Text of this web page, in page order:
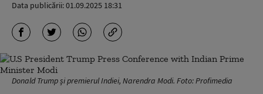
Data publicării:01.09.2025 18:31
Donald Trump și premierul Indiei, Narendra Modi. Foto: Profimedia